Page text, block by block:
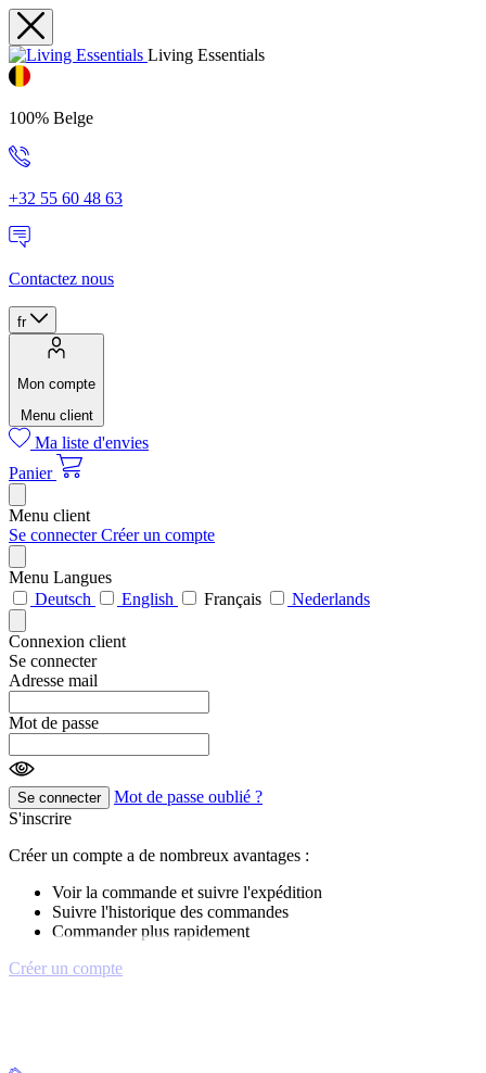
Living Essentials
100% Belge
+32 55 60 48 63
Contactez nous
fr
Mon compte
Menu client
Ma liste d'envies
Panier
Menu client
Se connecterCréer un compte
Menu Langues
Deutsch
English Français Nederlands
Connexion client
Se connecter
Adresse mail
Mot de passe
Se connecter
Mot de passe oublié ?
S'inscrire
Créer un compte a de nombreux avantages :
Voir la commande et suivre l'expédition
Suivre l'historique des commandes
Commander plus rapidement
Créer un compte